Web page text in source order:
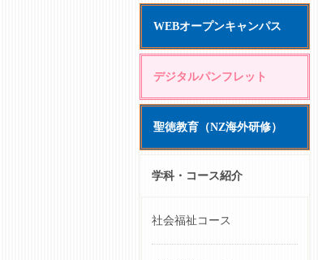
WEBオープンキャンパス
デジタルパンフレット
聖徳教育（NZ海外研修）
学科・コース紹介
社会福祉コース